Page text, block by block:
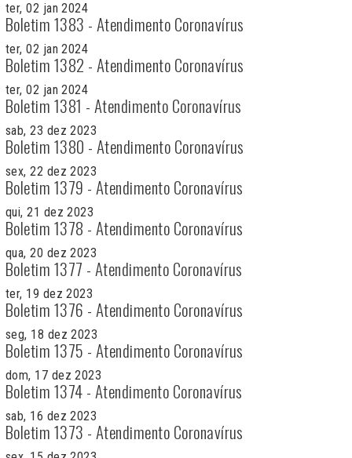
ter, 02 jan 2024
Boletim 1383 - Atendimento Coronavírus
ter, 02 jan 2024
Boletim 1382 - Atendimento Coronavírus
ter, 02 jan 2024
Boletim 1381 - Atendimento Coronavírus
sab, 23 dez 2023
Boletim 1380 - Atendimento Coronavírus
sex, 22 dez 2023
Boletim 1379 - Atendimento Coronavírus
qui, 21 dez 2023
Boletim 1378 - Atendimento Coronavírus
qua, 20 dez 2023
Boletim 1377 - Atendimento Coronavírus
ter, 19 dez 2023
Boletim 1376 - Atendimento Coronavírus
seg, 18 dez 2023
Boletim 1375 - Atendimento Coronavírus
dom, 17 dez 2023
Boletim 1374 - Atendimento Coronavírus
sab, 16 dez 2023
Boletim 1373 - Atendimento Coronavírus